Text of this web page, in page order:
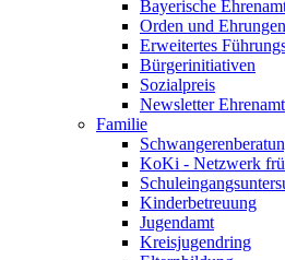
Bayerische
Orden und Ehrungen
Erweitertes
Bürgerinitiativen
Sozialpreis
Newsletter Ehrenamt
Familie
KoKi - Netzwerk
Kinderbetreuung
Jugendamt
Kreisjugendring